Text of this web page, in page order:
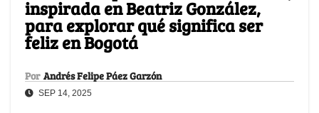
inspirada en Beatriz González,
para explorar qué significa ser
feliz en Bogotá
Por Andrés Felipe Páez Garzón
SEP 14, 2025